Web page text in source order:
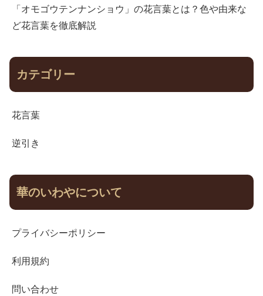
「オモゴウテンナンショウ」の花言葉とは？色や由来な
ど花言葉を徹底解説
カテゴリー
花言葉
逆引き
華のいわやについて
プライバシーポリシー
利用規約
問い合わせ